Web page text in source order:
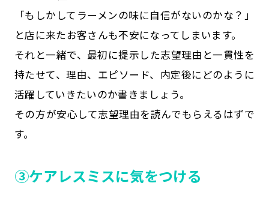
「もしかしてラーメンの味に自信がないのかな？」
と店に来たお客さんも不安になってしまいます。
それと一緒で、最初に提示した志望理由と一貫性を
持たせて、理由、エピソード、内定後にどのように
活躍していきたいのか書きましょう。
その方が安心して志望理由を読んでもらえるはずで
す。
➂ケアレスミスに気をつける